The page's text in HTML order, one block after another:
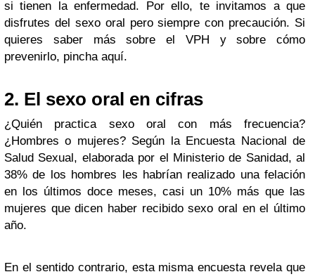
si tienen la enfermedad. Por ello, te invitamos a que
disfrutes del sexo oral pero siempre con precaución. Si
quieres saber más sobre el VPH y sobre cómo
prevenirlo, pincha aquí.
2. El sexo oral en cifras
¿Quién practica sexo oral con más frecuencia?
¿Hombres o mujeres? Según la Encuesta Nacional de
Salud Sexual, elaborada por el Ministerio de Sanidad, al
38% de los hombres les habrían realizado una felación
en los últimos doce meses, casi un 10% más que las
mujeres que dicen haber recibido sexo oral en el último
año.
En el sentido contrario, esta misma encuesta revela que